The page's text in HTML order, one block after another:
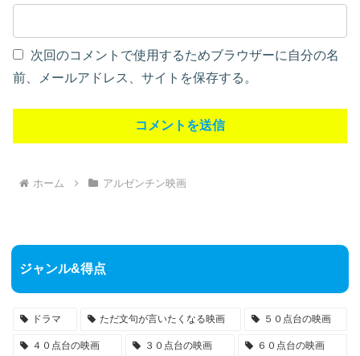
次回のコメントで使用するためブラウザーに自分の名
前、メールアドレス、サイトを保存する。
ホーム アルゼンチン映画
ジャンル&得点
ドラマ ただ文句が言いたくなる映画 ５０点台の映画
４０点台の映画 ３０点台の映画 ６０点台の映画